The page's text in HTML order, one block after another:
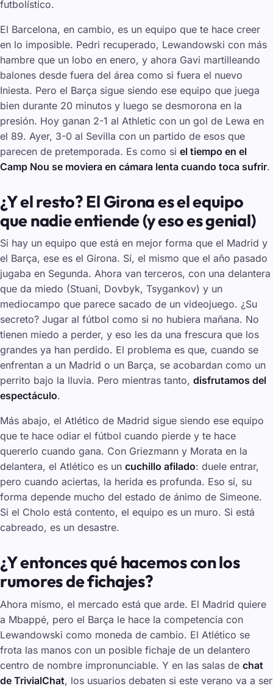
futbolístico.
El Barcelona, en cambio, es un equipo que te hace creer
en lo imposible. Pedri recuperado, Lewandowski con más
hambre que un lobo en enero, y ahora Gavi martilleando
balones desde fuera del área como si fuera el nuevo
Iniesta. Pero el Barça sigue siendo ese equipo que juega
bien durante 20 minutos y luego se desmorona en la
presión. Hoy ganan 2-1 al Athletic con un gol de Lewa en
el 89. Ayer, 3-0 al Sevilla con un partido de esos que
parecen de pretemporada. Es como si el tiempo en el
Camp Nou se moviera en cámara lenta cuando toca sufrir.
¿Y el resto? El Girona es el equipo
que nadie entiende (y eso es genial)
Si hay un equipo que está en mejor forma que el Madrid y
el Barça, ese es el Girona. Sí, el mismo que el año pasado
jugaba en Segunda. Ahora van terceros, con una delantera
que da miedo (Stuani, Dovbyk, Tsygankov) y un
mediocampo que parece sacado de un videojuego. ¿Su
secreto? Jugar al fútbol como si no hubiera mañana. No
tienen miedo a perder, y eso les da una frescura que los
grandes ya han perdido. El problema es que, cuando se
enfrentan a un Madrid o un Barça, se acobardan como un
perrito bajo la lluvia. Pero mientras tanto, disfrutamos del
espectáculo.
Más abajo, el Atlético de Madrid sigue siendo ese equipo
que te hace odiar el fútbol cuando pierde y te hace
quererlo cuando gana. Con Griezmann y Morata en la
delantera, el Atlético es un cuchillo afilado: duele entrar,
pero cuando aciertas, la herida es profunda. Eso sí, su
forma depende mucho del estado de ánimo de Simeone.
Si el Cholo está contento, el equipo es un muro. Si está
cabreado, es un desastre.
¿Y entonces qué hacemos con los
rumores de fichajes?
Ahora mismo, el mercado está que arde. El Madrid quiere
a Mbappé, pero el Barça le hace la competencia con
Lewandowski como moneda de cambio. El Atlético se
frota las manos con un posible fichaje de un delantero
centro de nombre impronunciable. Y en las salas de chat
de TrivialChat, los usuarios debaten si este verano va a ser